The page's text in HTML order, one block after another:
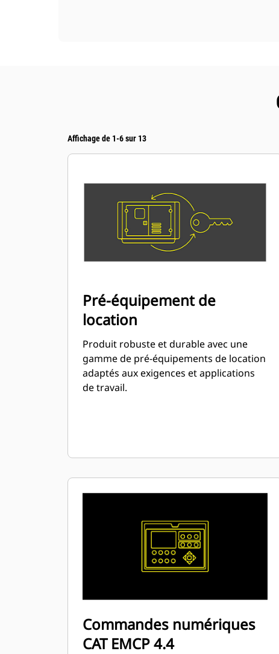
Affichage de 1-6 sur 13
Pré-équipement de
location
Produit robuste et durable avec une
gamme de pré-équipements de location
adaptés aux exigences et applications
de travail.
Commandes numériques
CAT EMCP 4.4